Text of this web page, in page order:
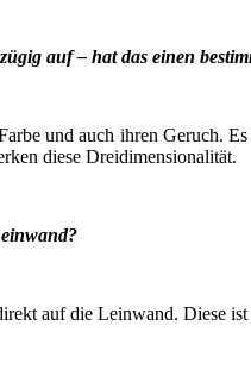
auf – hat das einen
und auch ihren Geruch.
die­se Dreidimensionalität.
auf die Lein­wand. Die­se